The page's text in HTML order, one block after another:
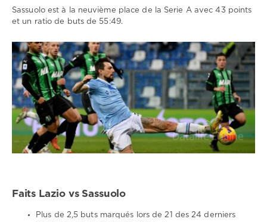
Sassuolo est à la neuvième place de la Serie A avec 43 points
et un ratio de buts de 55:49.
Faits Lazio vs Sassuolo
Plus de 2,5 buts marqués lors de 21 des 24 derniers